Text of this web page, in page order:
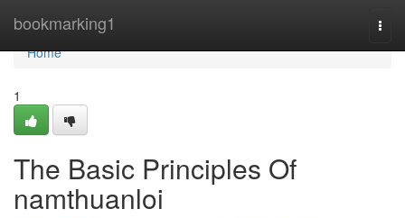
bookmarking1
Home
Home
1
The Basic Principles Of
namthuanloi